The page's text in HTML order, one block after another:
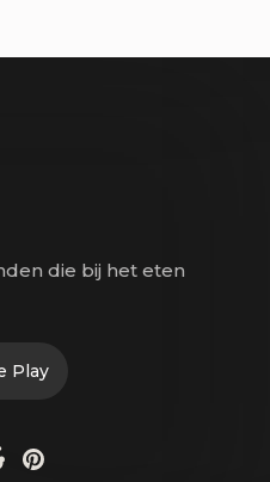
die bij het eten
Play